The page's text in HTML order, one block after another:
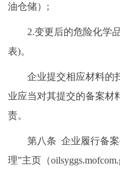
油仓储）;
2.变更后的危险化学品
表)。
企业提交相应材料的扫
业应当对其提交的备案材
责。
第八条 企业履行备案
理”主页（